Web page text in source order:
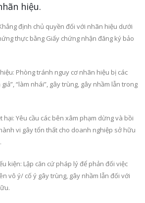
hiệu.
định chủ quyền đối với nhãn hiệu dưới
thực bằng Giấy chứng nhận đăng ký bảo
Phòng tránh nguy cơ nhãn hiệu bị các
giả”, “làm nhái”, gây trùng, gây nhầm lẫn trong
hại: Yêu cầu các bên xâm phạm dừng và bồi
vi gây tổn thất cho doanh nghiệp sở hữu
kiện: Lập căn cứ pháp lý để phản đối việc
vô ý/ cố ý gây trùng, gây nhầm lẫn đối với